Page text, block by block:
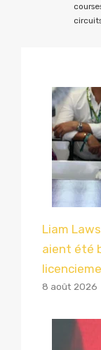
Liam
aient été
8 août 2026